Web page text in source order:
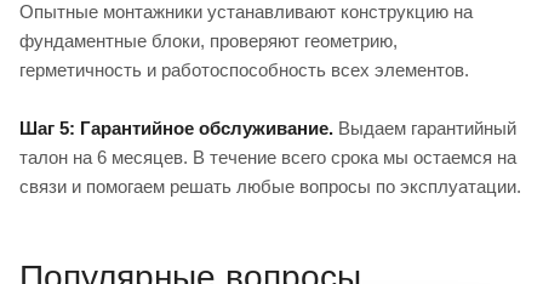
Опытные монтажники устанавливают конструкцию на
фундаментные блоки, проверяют геометрию,
герметичность и работоспособность всех элементов.
Шаг 5: Гарантийное обслуживание. Выдаем гарантийный
талон на 6 месяцев. В течение всего срока мы остаемся на
связи и помогаем решать любые вопросы по эксплуатации.